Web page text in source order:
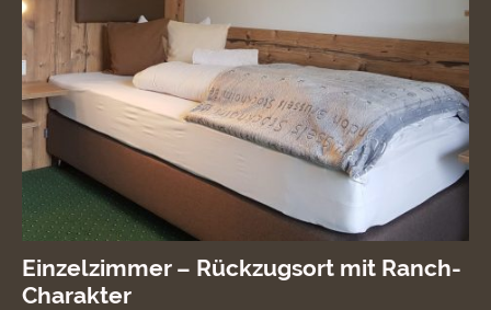
Einzelzimmer – Rückzugsort mit Ranch-
Charakter